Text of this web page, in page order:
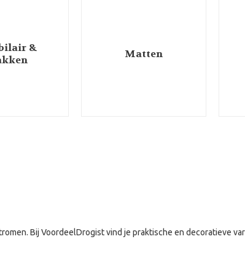
&
Matten
Bij VoordeelDrogist vind je praktische en decoratieve